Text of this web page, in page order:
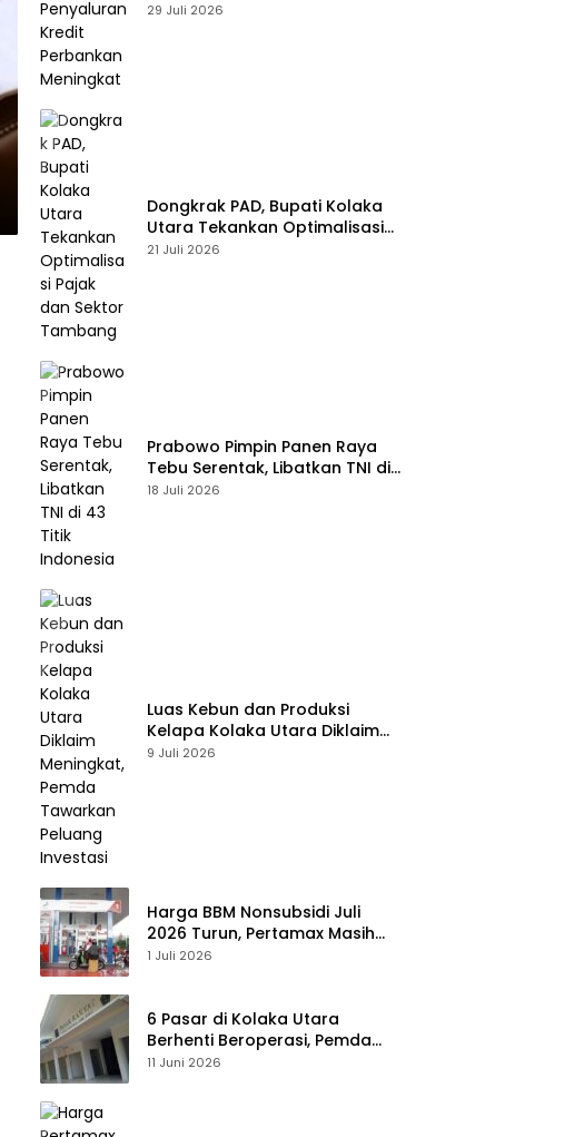
Perbankan Meningkat
29 Juli 2026
Dongkrak PAD, Bupati Kolaka
Utara Tekankan Optimalisasi
Pajak dan Sektor Tambang
21 Juli 2026
Prabowo Pimpin Panen Raya
Tebu Serentak, Libatkan TNI di
43 Titik Indonesia
18 Juli 2026
Luas Kebun dan Produksi
Kelapa Kolaka Utara Diklaim
Meningkat, Pemda Tawarkan
9 Juli 2026
Harga BBM Nonsubsidi Juli
2026 Turun, Pertamax Masih
Bertahan Rp16.250 per Liter
1 Juli 2026
6 Pasar di Kolaka Utara
Berhenti Beroperasi, Pemda
Susun Skema Baru Pulihkan
11 Juni 2026